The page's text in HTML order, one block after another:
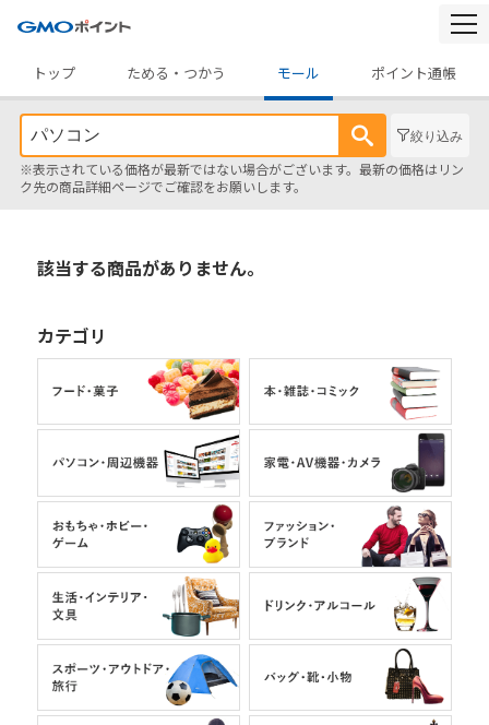
トップ
ためる・つかう モール ポイント通帳
絞り込み
※表示されている価格が最新ではない場合がございます。最新の価格はリン
ク先の商品詳細ページでご確認をお願いします。
該当する商品がありません。
カテゴリ